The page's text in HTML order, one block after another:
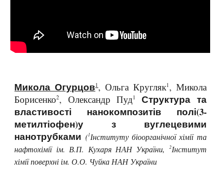
Микола Огурцов1, Ольга Кругляк1 , Микола
Борисенко2, Олександр Пуд1
Структура та
властивості нанокомпозитів полі(3-
метилтіофен)у з вуглецевими
нанотрубками (1Інституту біоорганічної хімії та
нафтохімії ім. В.П. Кухаря НАН України,
2Інститут
хімії поверхні ім. О.О. Чуйка НАН України